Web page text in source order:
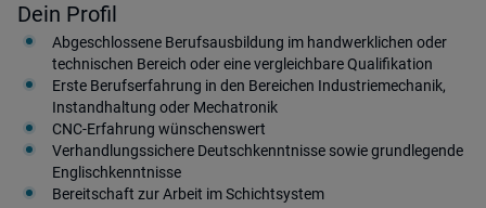
Dein Profil
Abgeschlossene Berufsausbildung im handwerklichen oder
technischen Bereich oder eine vergleichbare Qualifikation
Erste Berufserfahrung in den Bereichen Industriemechanik,
Instandhaltung oder Mechatronik
CNC-Erfahrung wünschenswert
Verhandlungssichere Deutschkenntnisse sowie grundlegende
Englischkenntnisse
Bereitschaft zur Arbeit im Schichtsystem